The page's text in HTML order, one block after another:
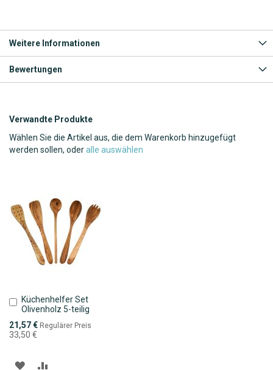
Weitere Informationen
Bewertungen
Verwandte Produkte
Wählen Sie die Artikel aus, die dem Warenkorb hinzugefügt
werden sollen, oderalle auswählen
Küchenhelfer Set
Olivenholz 5-teilig
Sonderpreis
21,57 € Regulärer Preis
33,50 €
In
den
Warenkorb
ZUR